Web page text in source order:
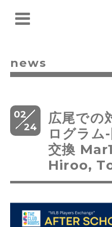
news
02
24
広尾での
ログラム
交換
Hiroo,